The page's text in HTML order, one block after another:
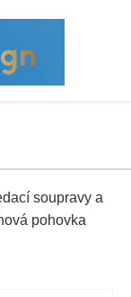
soupravy a
pohovka